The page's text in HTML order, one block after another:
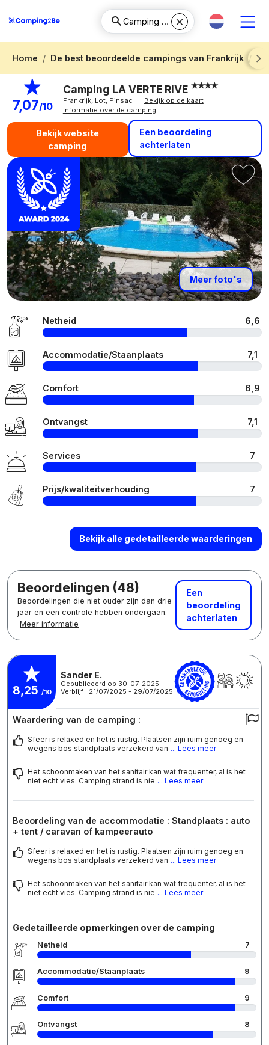
Home De best beoordeelde campings van Frankrijk
Next
7,07/10
Camping LA VERTE RIVE
Frankrijk, Lot, Pinsac
Bekijk op de kaart
Informatie over de camping
Bekijk website
camping
Een beoordeling
achterlaten
Meer foto's
Netheid 6,6
Accommodatie/Staanplaats 7,1
Comfort 6,9
Ontvangst 7,1
Services 7
Prijs/kwaliteitverhouding 7
Bekijk alle gedetailleerde waarderingen
Beoordelingen (48)
Beoordelingen die niet ouder zijn dan drie
jaar en een controle hebben ondergaan.
Meer informatie
Een
beoordeling
achterlaten
8,25 /10
Sander E.
Gepubliceerd op 30-07-2025
Verblijf : 21/07/2025 - 29/07/2025
Waardering van de camping :
Sfeer is relaxed en het is rustig. Plaatsen zijn ruim genoeg en
wegens bos standplaats verzekerd van ... Lees meer
Het schoonmaken van het sanitair kan wat frequenter, al is het
niet echt vies. Camping strand is nie ... Lees meer
Beoordeling van de accommodatie : Standplaats : auto
+ tent / caravan of kampeerauto
Sfeer is relaxed en het is rustig. Plaatsen zijn ruim genoeg en
wegens bos standplaats verzekerd van ... Lees meer
Het schoonmaken van het sanitair kan wat frequenter, al is het
niet echt vies. Camping strand is nie ... Lees meer
Gedetailleerde opmerkingen over de camping
Netheid 7
Accommodatie/Staanplaats 9
Comfort 9
Ontvangst 8